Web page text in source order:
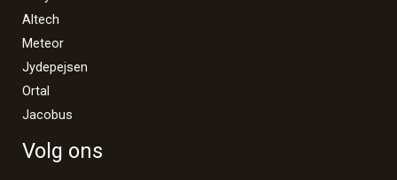
Altech
Meteor
Jydepejsen
Ortal
Jacobus
Volg ons